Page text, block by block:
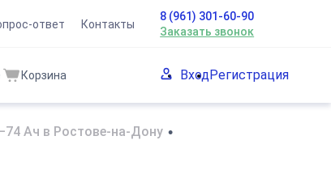
ответ Контакты
8 (961) 301-60-90
Заказать звонок
Корзина ВходРегистрация
Ач в Ростове-на-Дону •